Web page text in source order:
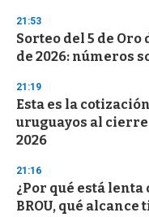
d
s
21:53
Sorteo del 5 de Oro
de 2026: números
21:19
Esta es la
uruguayos al
2026
21:16
¿Por qué está lenta
BROU, qué